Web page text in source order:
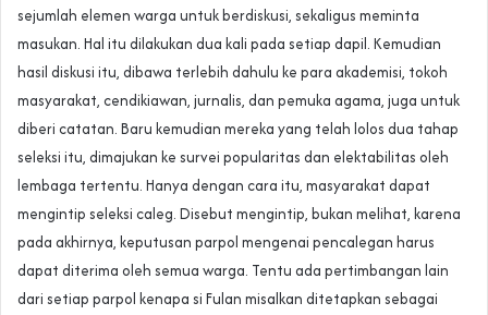
sejumlah elemen warga untuk berdiskusi, sekaligus meminta
masukan. Hal itu dilakukan dua kali pada setiap dapil. Kemudian
hasil diskusi itu, dibawa terlebih dahulu ke para akademisi, tokoh
masyarakat, cendikiawan, jurnalis, dan pemuka agama, juga untuk
diberi catatan. Baru kemudian mereka yang telah lolos dua tahap
seleksi itu, dimajukan ke survei popularitas dan elektabilitas oleh
lembaga tertentu. Hanya dengan cara itu, masyarakat dapat
mengintip seleksi caleg. Disebut mengintip, bukan melihat, karena
pada akhirnya, keputusan parpol mengenai pencalegan harus
dapat diterima oleh semua warga. Tentu ada pertimbangan lain
dari setiap parpol kenapa si Fulan misalkan ditetapkan sebagai